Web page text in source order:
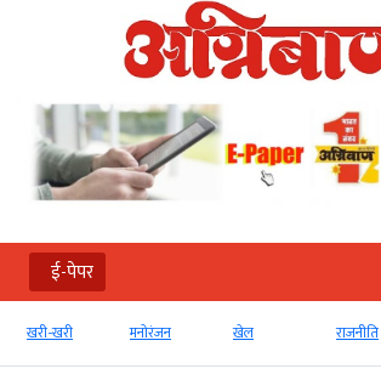
ई-पेपर
खरी-खरी मनोरंजन खेल राजनीति